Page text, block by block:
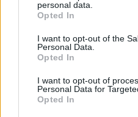
personal data.
Opted In
I want to opt-out of the
Personal Data.
Opted In
I want to opt-out of
Personal Data for
Opted In
Αποδέχομαι